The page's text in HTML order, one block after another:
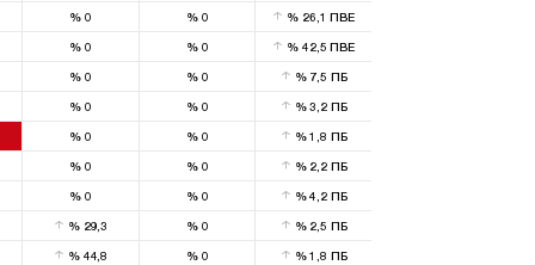
% 0 %0 % 26,1ПВЕ
% 0 %0 % 42,5ПВЕ
% 0 %0 %7,5 ПБ
% 0 %0 %3,2 ПБ
% 0 %0 %1,8 ПБ
% 0 %0 %2,2 ПБ
% 0 %0 %4,2 ПБ
%29,3 %0 %2,5 ПБ
%44,8 %0 %1,8 ПБ